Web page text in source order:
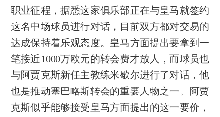
职业征程，据悉这家俱乐部正在与皇马就签约
这名中场球员进行对话，目前双方都对交易的
达成保持着乐观态度。皇马方面提出要拿到一
笔接近1000万欧元的转会费才放人，而球员也
与阿贾克斯新任主教练米歇尔进行了对话，他
也是推动塞巴略斯转会的重要人物之一。阿贾
克斯似乎能够接受皇马方面提出的这一要价，